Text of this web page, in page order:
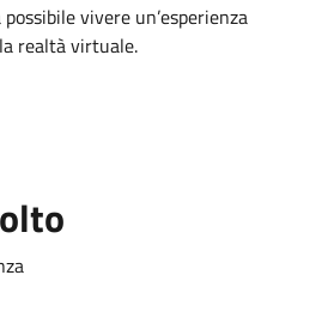
vivere un’esperienza
realtà virtuale.